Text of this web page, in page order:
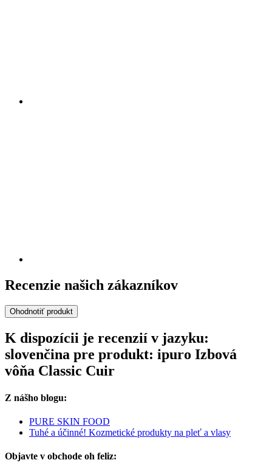
Recenzie našich zákazníkov
Ohodnotiť produkt
K dispozícii je recenzií v jazyku:
slovenčina pre produkt: ipuro Izbová
vôňa Classic Cuir
Z nášho blogu:
PURE SKIN FOOD
Tuhé a účinné! Kozmetické produkty na pleť a vlasy
Objavte v obchode oh feliz: